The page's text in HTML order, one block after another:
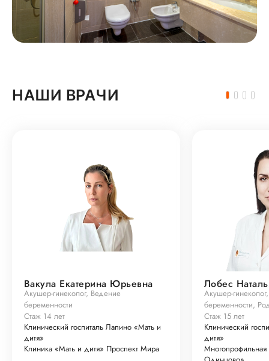
НАШИ ВРАЧИ
Вакула Екатерина Юрьевна
Акушер-гинеколог, Ведение
беременности
Стаж 14 лет
Клинический госпиталь Лапино «Мать и
дитя»
Клиника «Мать и дитя» Проспект Мира
Лобес
Акушер-
беременности,
Стаж 15 лет
Клинический
дитя»